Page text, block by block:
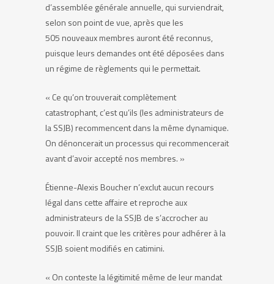
d’assemblée générale annuelle, qui surviendrait,
selon son point de vue, après que les
505 nouveaux membres auront été reconnus,
puisque leurs demandes ont été déposées dans
un régime de règlements qui le permettait.
« Ce qu’on trouverait complètement
catastrophant, c’est qu’ils (les administrateurs de
la SSJB) recommencent dans la même dynamique.
On dénoncerait un processus qui recommencerait
avant d’avoir accepté nos membres. »
Étienne-Alexis Boucher n’exclut aucun recours
légal dans cette affaire et reproche aux
administrateurs de la SSJB de s’accrocher au
pouvoir. Il craint que les critères pour adhérer à la
SSJB soient modifiés en catimini.
« On conteste la légitimité même de leur mandat